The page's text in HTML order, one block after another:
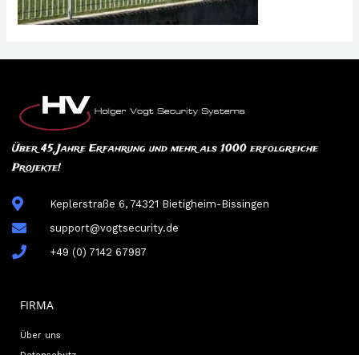
Über 45 Jahre Erfahrung und mehr als 1000 erfolgreiche
Projekte!
Keplerstraße 6, 74321 Bietigheim-Bissingen
support@vogtsecurity.de
+49 (0) 7142 67987
FIRMA
Über uns